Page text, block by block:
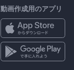
動画作成用のアプリ